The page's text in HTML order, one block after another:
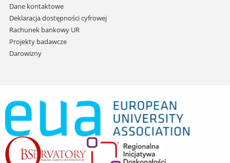
Dane kontaktowe
Deklaracja dostępności cyfrowej
Rachunek bankowy UR
Projekty badawcze
Darowizny